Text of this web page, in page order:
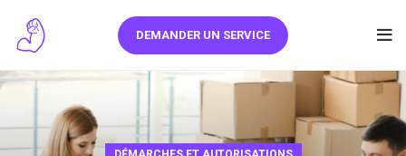
DEMANDER UN SERVICE